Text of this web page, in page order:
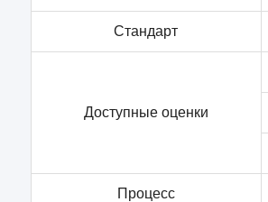
Стандарт
Доступные оценки
Процесс